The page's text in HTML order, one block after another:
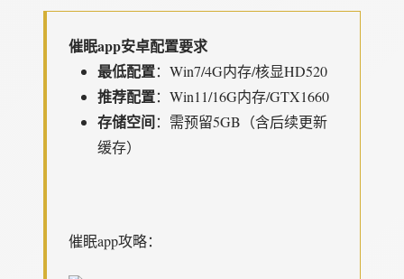
催眠app安卓配置要求
​最低配置​​：Win7/4G内存/核显HD520
​推荐配置​​：Win11/16G内存/GTX1660
​存储空间​​：需预留5GB（含后续更新
缓存）
催眠app攻略：